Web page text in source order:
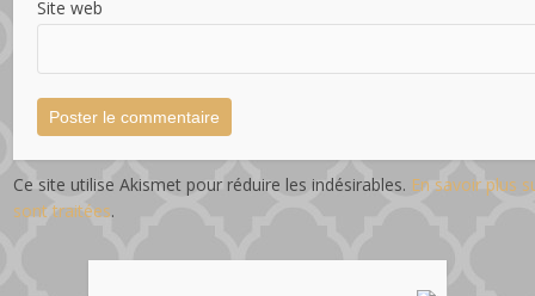
Site web
Ce site utilise Akismet pour réduire les indésirables. En savoir plus
sont traitées.